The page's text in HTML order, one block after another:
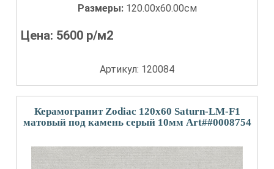
Размеры: 120.00x60.00см
Цена: 5600 р/м2
Артикул: 120084
Керамогранит Zodiac 120x60 Saturn-LM-F1
матовый под камень серый 10мм Art##0008754